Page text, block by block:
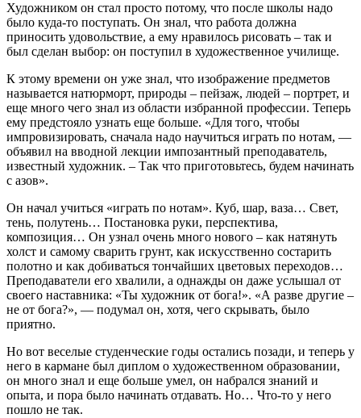
Художником он стал просто потому, что после школы надо
было куда-то поступать. Он знал, что работа должна
приносить удовольствие, а ему нравилось рисовать – так и
был сделан выбор: он поступил в художественное училище.
К этому времени он уже знал, что изображение предметов
называется натюрморт, природы – пейзаж, людей – портрет, и
еще много чего знал из области избранной профессии. Теперь
ему предстояло узнать еще больше. «Для того, чтобы
импровизировать, сначала надо научиться играть по нотам, —
объявил на вводной лекции импозантный преподаватель,
известный художник. – Так что приготовьтесь, будем начинать
с азов».
Он начал учиться «играть по нотам». Куб, шар, ваза… Свет,
тень, полутень… Постановка руки, перспектива,
композиция… Он узнал очень много нового – как натянуть
холст и самому сварить грунт, как искусственно состарить
полотно и как добиваться тончайших цветовых переходов…
Преподаватели его хвалили, а однажды он даже услышал от
своего наставника: «Ты художник от бога!». «А разве другие –
не от бога?», — подумал он, хотя, чего скрывать, было
приятно.
Но вот веселые студенческие годы остались позади, и теперь у
него в кармане был диплом о художественном образовании,
он много знал и еще больше умел, он набрался знаний и
опыта, и пора было начинать отдавать. Но… Что-то у него
пошло не так.